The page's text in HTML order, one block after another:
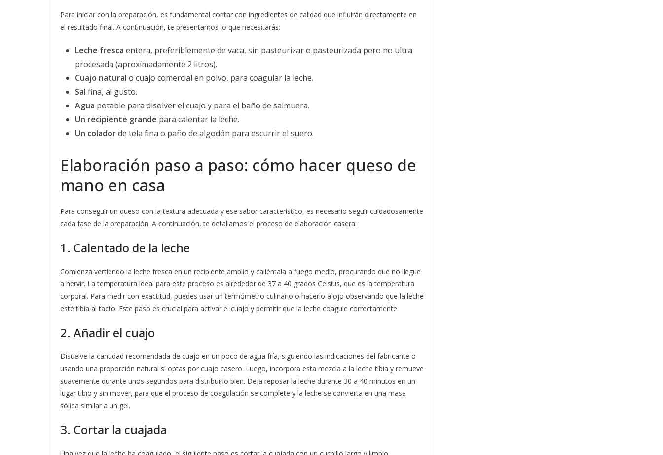
Para iniciar con la preparación, es fundamental contar con ingredientes de calidad que influirán directamente en
el resultado final. A continuación, te presentamos lo que necesitarás:
Leche fresca entera, preferiblemente de vaca, sin pasteurizar o pasteurizada pero no ultra
procesada (aproximadamente 2 litros).
Cuajo natural o cuajo comercial en polvo, para coagular la leche.
Sal fina, al gusto.
Agua potable para disolver el cuajo y para el baño de salmuera.
Un recipiente grande para calentar la leche.
Un coladorde tela fina o paño de algodón para escurrir el suero.
Elaboración paso a paso: cómo hacer queso de
mano en casa
Para conseguir un queso con la textura adecuada y ese sabor característico, es necesario seguir cuidadosamente
cada fase de la preparación. A continuación, te detallamos el proceso de elaboración casera:
1. Calentado de la leche
Comienza vertiendo la leche fresca en un recipiente amplio y caliéntala a fuego medio, procurando que no llegue
a hervir. La temperatura ideal para este proceso es alrededor de 37 a 40 grados Celsius, que es la temperatura
corporal. Para medir con exactitud, puedes usar un termómetro culinario o hacerlo a ojo observando que la leche
esté tibia al tacto. Este paso es crucial para activar el cuajo y permitir que la leche coagule correctamente.
2. Añadir el cuajo
Disuelve la cantidad recomendada de cuajo en un poco de agua fría, siguiendo las indicaciones del fabricante o
usando una proporción natural si optas por cuajo casero. Luego, incorpora esta mezcla a la leche tibia y remueve
suavemente durante unos segundos para distribuirlo bien. Deja reposar la leche durante 30 a 40 minutos en un
lugar tibio y sin mover, para que el proceso de coagulación se complete y la leche se convierta en una masa
sólida similar a un gel.
3. Cortar la cuajada